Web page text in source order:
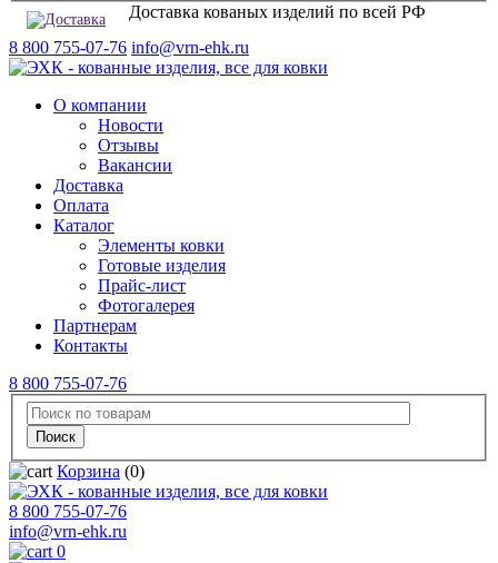
Доставка кованых изделий по всей РФ
8 800 755-07-76 info@vrn-ehk.ru
О компании
Новости
Отзывы
Вакансии
Доставка
Оплата
Каталог
Элементы ковки
Готовые изделия
Прайс-лист
Фотогалерея
Партнерам
Контакты
8 800 755-07-76
Корзина (0)
8 800 755-07-76
info@vrn-ehk.ru
0